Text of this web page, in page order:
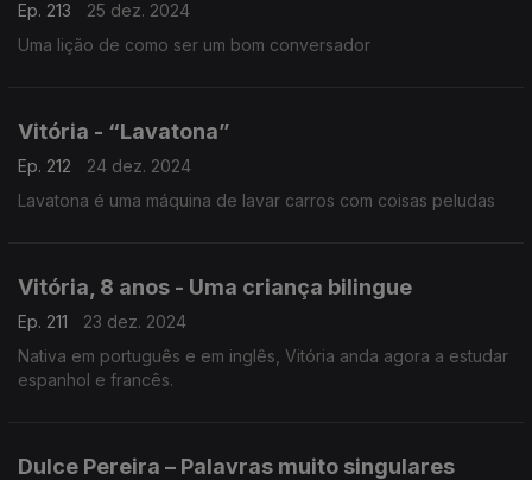
Ep. 213
25 dez. 2024
Uma lição de como ser um bom conversador
Vitória - “Lavatona”
Ep. 212
24 dez. 2024
Lavatona é uma máquina de lavar carros com coisas peludas
Vitória, 8 anos - Uma criança bilingue
Ep. 211
23 dez. 2024
Nativa em português e em inglês, Vitória anda agora a estudar
espanhol e francês.
Dulce Pereira – Palavras muito singulares